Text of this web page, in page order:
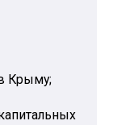
Крыму;